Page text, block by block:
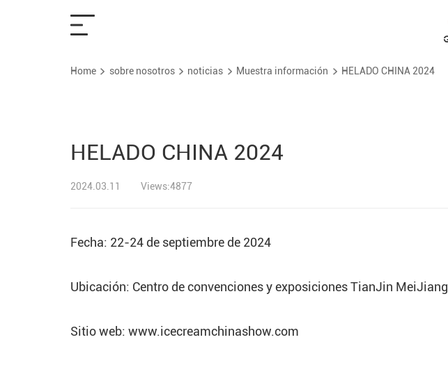
Home sobre nosotros noticias Muestra información HELADO CHINA 2024
HELADO CHINA 2024
2024.03.11 Views:4877
Fecha: 22-24 de septiembre de 2024
Ubicación: Centro de convenciones y exposiciones TianJin MeiJiang
Sitio web: www.icecreamchinashow.com